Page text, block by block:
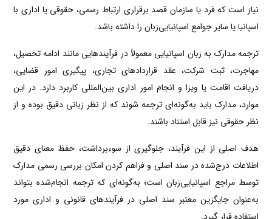
نیاز است که فرد یا سازمان قصد برقراری ارتباط رسمی، حقوقی یا اداری با
اسپانیا یا سایر جوامع اسپانیایی‌زبان را داشته باشد.
ترجمه مدارک به زبان اسپانیایی معمولاً در فرآیندهایی مانند ادامه تحصیل،
مهاجرت، ثبت شرکت، عقد قراردادهای تجاری، پیگیری امور قضایی،
دریافت اقامت یا ویزا و انجام امور اداری بین‌المللی کاربرد دارد. در این
موارد، مدارک باید به‌گونه‌ای ترجمه شوند که از نظر زبانی دقیق بوده و از
نظر حقوقی نیز قابل استناد باشند.
هدف اصلی از این فرآیند، جلوگیری از سوءبرداشت، حفظ معنای دقیق
اطلاعات درج‌شده در سند اصلی و فراهم کردن امکان بررسی رسمی مدارک
توسط مراجع اسپانیایی‌زبان است؛ به‌گونه‌ای که ترجمه انجام‌شده بتواند
به‌عنوان جایگزین معتبر سند اصلی در فرآیندهای قانونی و اداری مورد